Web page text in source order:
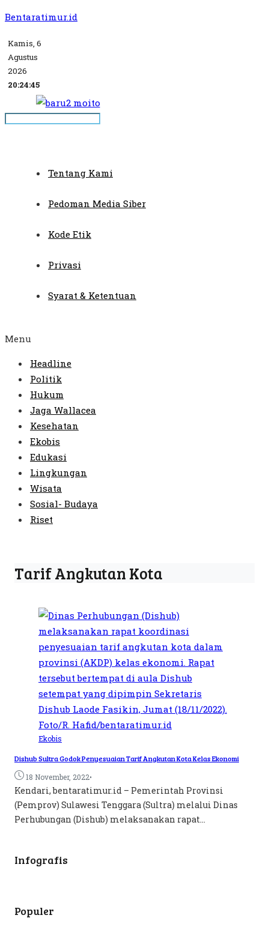
Bentaratimur.id
Kamis, 6
Agustus
2026
20:24:45
Tentang Kami
Pedoman Media Siber
Kode Etik
Privasi
Syarat & Ketentuan
Menu
Headline
Politik
Hukum
Jaga Wallacea
Kesehatan
Ekobis
Edukasi
Lingkungan
Wisata
Sosial- Budaya
Riset
Tarif Angkutan Kota
Ekobis
Dishub Sultra Godok Penyesuaian Tarif Angkutan Kota Kelas Ekonomi
18 November, 2022•
Kendari, bentaratimur.id – Pemerintah Provinsi
(Pemprov) Sulawesi Tenggara (Sultra) melalui Dinas
Perhubungan (Dishub) melaksanakan rapat...
Infografis
Populer